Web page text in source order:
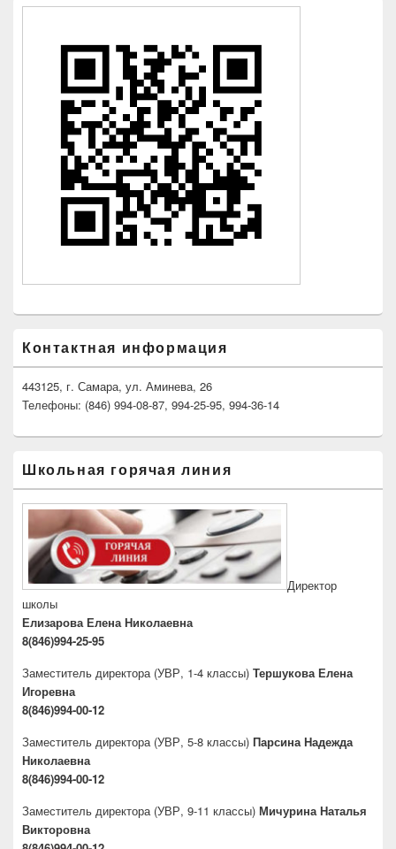
Контактная информация
443125, г. Самара, ул. Аминева, 26
Телефоны: (846) 994-08-87, 994-25-95, 994-36-14
Школьная горячая линия
Директор
школы
Елизарова Елена Николаевна
8(846)994-25-95
Заместитель директора (УВР, 1-4 классы) Тершукова Елена
Игоревна
8(846)994-00-12
Заместитель директора (УВР, 5-8 классы) Парсина Надежда
Николаевна
8(846)994-00-12
Заместитель директора (УВР, 9-11 классы) Мичурина Наталья
Викторовна